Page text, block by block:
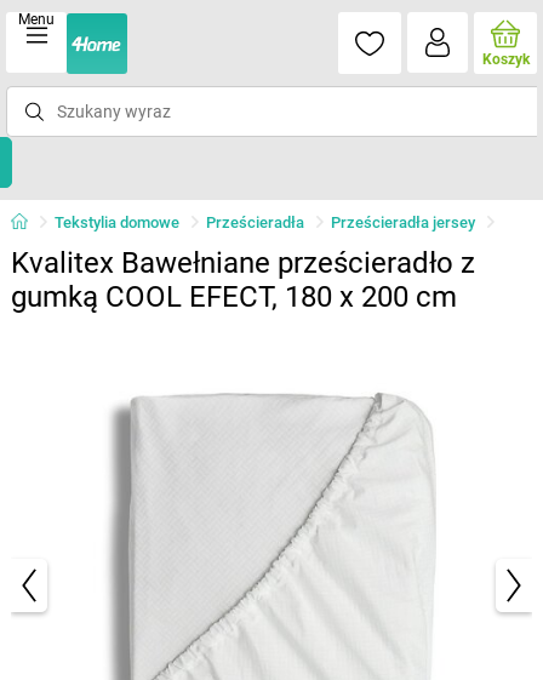
Menu
Koszyk
Tekstylia domowe Prześcieradła Prześcieradła jersey
Kvalitex Bawełniane prześcieradło z
gumką COOL EFECT, 180 x 200 cm